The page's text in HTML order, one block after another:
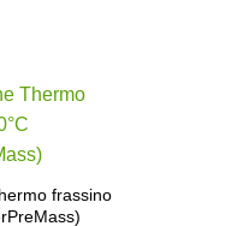
frassino